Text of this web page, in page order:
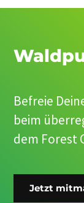
Befreie
beim
dem Forest
Jetzt